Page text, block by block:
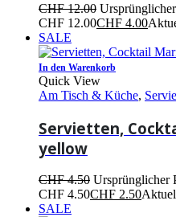
CHF12.00
CHF 12.00CHF 4.00
SALE
In den Warenkorb
Quick View
Am Tisch & Küche,
Servietten,
yellow
CHF4.50 Ursprünglicher
CHF 4.50CHF 2.50
SALE